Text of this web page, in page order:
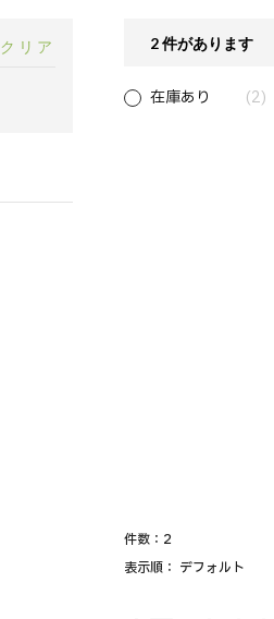
クリア 2 件があります
在庫あり (2)
件数： 2
表示順： デフォルト